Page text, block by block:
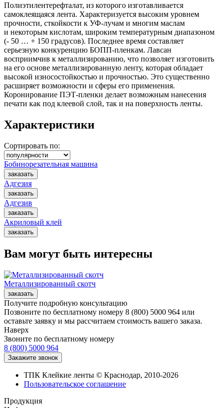
Полиэтилентерефталат, из которого изготавливается
самоклеящаяся лента. Характеризуется высоким уровнем
прочности, сткойкости к УФ-лучам и многим маслам
и некоторым кислотам, широким температурным диапазоном
(- 50 … + 150 градусов). Последнее время составляет
серьезную конкуренцию БОПП-пленкам. Лавсан
восприимчив к металлизированию, что позволяет изготовить
на его основе металлизированную ленту, которая обладает
высокой износостойкостью и прочностью. Это существенно
расширяет возможности и сферы его применения.
Коронирование ПЭТ-пленки делает возможным нанесения
печати как под клеевой слой, так и на поверхность ленты.
Характеристики
Сортировать по:
Бобинорезательная машина
Адгезия
Адгезив
Акриловый клей
Вам могут быть интересны
Металлизированный скотч
Получите подробную консультацию
Позвоните по бесплатному номеру 8 (800) 5000 964 или
оставьте заявку и мы рассчитаем стоимость вашего заказа.
Наверх
Звоните по бесплатному номеру
8 (800) 5000 964
ТПК Клейкие ленты © Краснодар, 2010-2026
Пользовательское соглашение
Продукция